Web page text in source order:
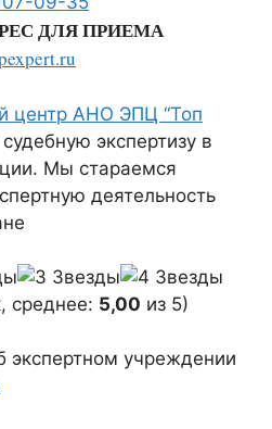
ДЛЯ ПРИЕМА
центр АНО ЭПЦ “Топ
экспертизу в
Мы стараемся
деятельность
среднее: 5,00 из 5)
экспертном учреждении